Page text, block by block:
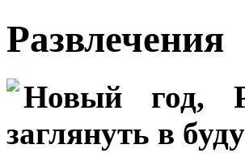
Развлечения
Новый год,
заглянуть в